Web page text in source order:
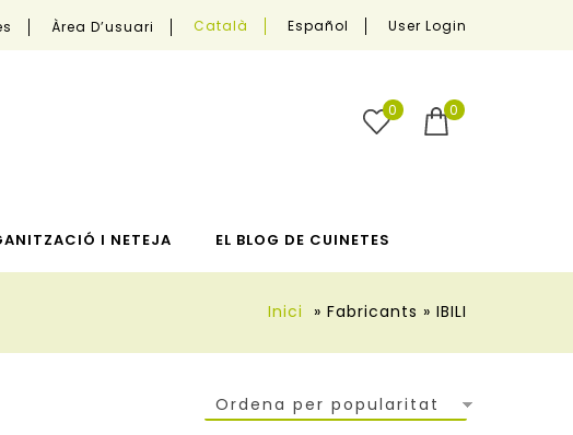
Àrea D’usuari Català Español User Login
0
0
I NETEJA EL BLOG DE CUINETES
Inici » Fabricants » IBILI
Ordena per popularitat